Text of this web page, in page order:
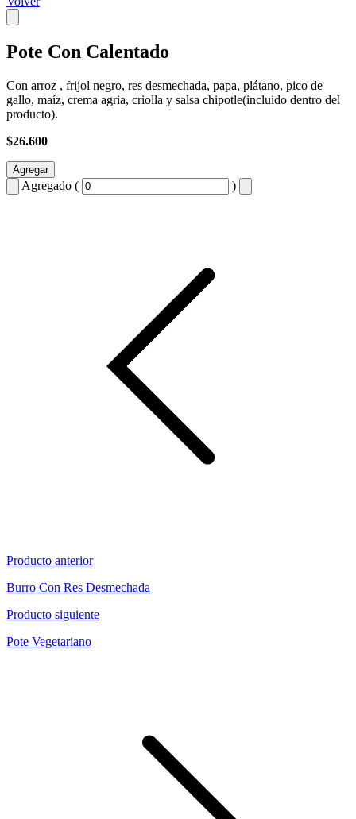
Pote Con Calentado
Con arroz , frijol negro, res desmechada, papa, plátano, pico de
gallo, maíz, crema agria, criolla y salsa chipotle(incluido dentro del
producto).
$26.600
Agregar
Agregado ( )
Producto anterior
Burro Con Res Desmechada
Producto siguiente
Pote Vegetariano